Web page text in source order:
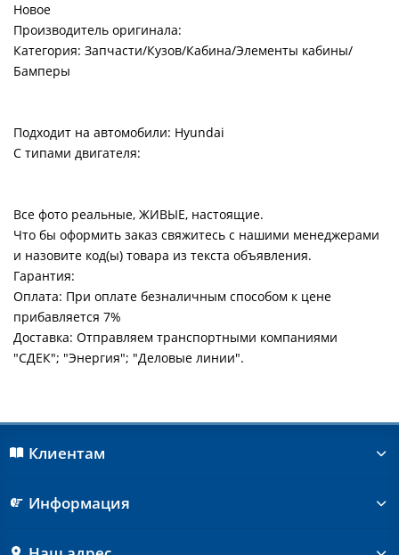
Новое
Производитель оригинала:
Категория: Запчасти/Кузов/Кабина/Элементы кабины/
Бамперы
Подходит на автомобили: Hyundai
С типами двигателя:
Все фото реальные, ЖИВЫЕ, настоящие.
Что бы оформить заказ свяжитесь с нашими менеджерами
и назовите код(ы) товара из текста объявления.
Гарантия:
Оплата: При оплате безналичным способом к цене
прибавляется 7%
Доставка: Отправляем транспортными компаниями
"СДЕК"; "Энергия"; "Деловые линии".
Клиентам
Информация